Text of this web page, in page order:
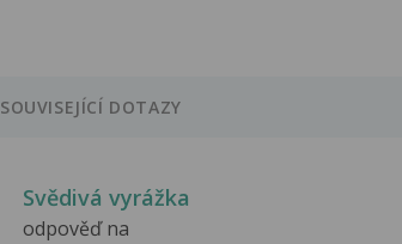
SOUVISEJÍCÍ DOTAZY
Svědivá vyrážka
odpověď na